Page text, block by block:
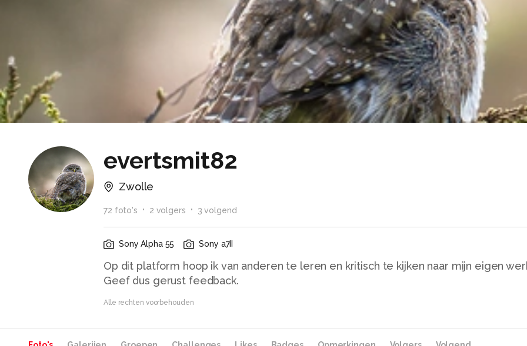
evertsmit82
Zwolle
72 foto's 2 volgers 3 volgend
Sony Alpha 55 Sony a7II
Op dit platform hoop ik van anderen te leren en kritisch te kijken naar mijn eigen
Geef dus gerust feedback.
Alle rechten voorbehouden